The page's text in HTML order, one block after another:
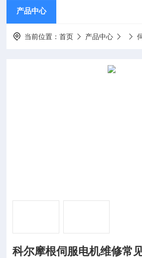
产品中心
当前位置：首页 产品中心
科尔摩根伺服电机维修常